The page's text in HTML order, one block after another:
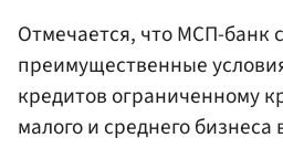
Отмечается, что МСП-банк
преимущественные
кредитов ограниченному
малого и среднего бизнеса